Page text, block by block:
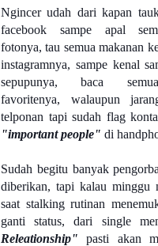
Ngincer udah dari kapan
facebook sampe apal
fotonya, tau semua makanan
instagramnya, sampe kenal
sepupunya, baca
favoritenya, walaupun
telponan tapi sudah flag
"important people" di
Sudah begitu banyak
diberikan, tapi kalau minggu
saat stalking rutinan
ganti status, dari single
Releationship" pasti akan